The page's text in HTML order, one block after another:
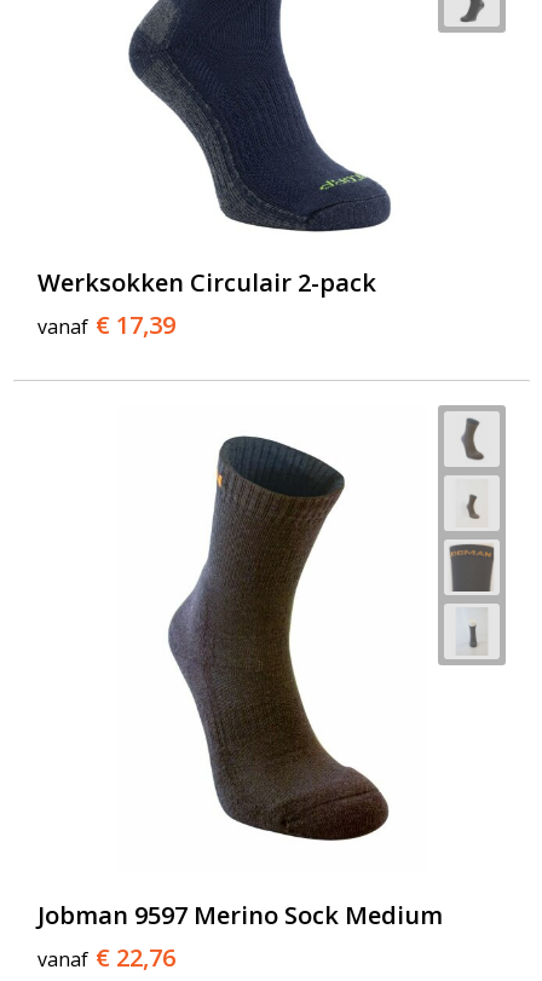
Werksokken Circulair 2-pack
vanaf € 17,39
Jobman 9597 Merino Sock Medium
vanaf € 22,76